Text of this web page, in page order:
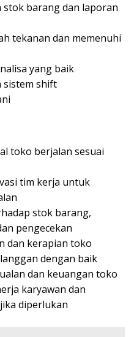
stok barang dan laporan
tekanan dan memenuhi
yang baik
sistem shift
toko berjalan sesuai
tim kerja untuk
stok barang,
pengecekan
dan kerapian toko
dengan baik
dan keuangan toko
karyawan dan
diperlukan